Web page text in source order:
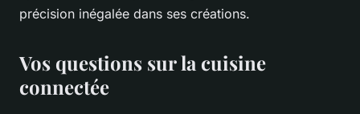
précision inégalée dans ses créations.
Vos questions sur la cuisine
connectée